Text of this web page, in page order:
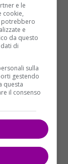
ma
è
ha un
il suo
filtra,
dell’agente
tentativo di
e le
cookie,
potrebbero
e
da questo
di
sulla
gestendo
questa
il consenso